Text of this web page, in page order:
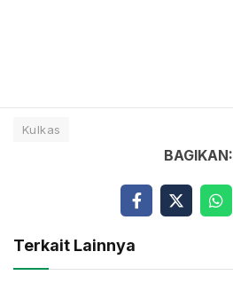
Kulkas
BAGIKAN:
Terkait Lainnya